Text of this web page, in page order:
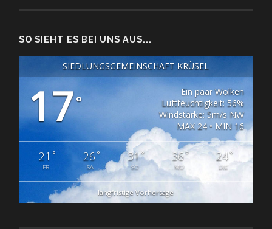
SO SIEHT ES BEI UNS AUS...
SIEDLUNGSGEMEINSCHAFT KRÜSEL
17°
Ein paar Wolken
Luftfeuchtigkeit: 56%
Windstärke: 5m/s NW
MAX 24 • MIN 16
21 °
FR
26°
SA
31°
SO
36°
MO
24°
DIE
langfristige Vorhersage